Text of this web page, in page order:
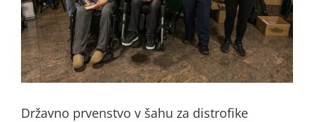
Državno prvenstvo v šahu za distrofike